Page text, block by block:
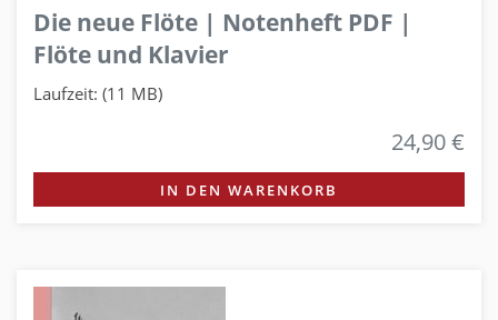
Die neue Flöte | Notenheft PDF |
Flöte und Klavier
Laufzeit: (11 MB)
24,90 €
IN DEN WARENKORB